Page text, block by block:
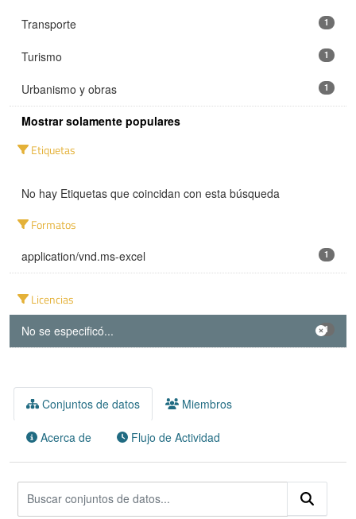
Transporte 1
Turismo 1
Urbanismo y obras 1
Mostrar solamente populares
Etiquetas
No hay Etiquetas que coincidan con esta búsqueda
Formatos
application/vnd.ms-excel 1
Licencias
No se especificó... 1
Conjuntos de datos Miembros
Acerca de Flujo de Actividad